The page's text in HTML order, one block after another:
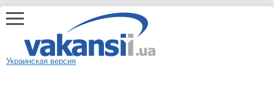
Украинская версия